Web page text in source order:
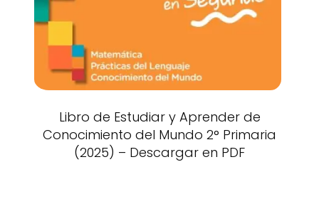
Libro de Estudiar y Aprender de
Conocimiento del Mundo 2° Primaria
(2025) – Descargar en PDF